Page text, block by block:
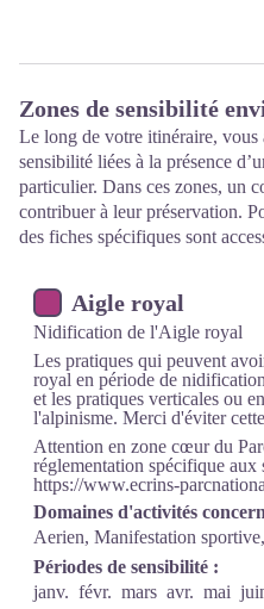
Zones de sensibilité
Le long de votre itinéraire, vous
sensibilité liées à la présence
particulier. Dans ces zones, un
contribuer à leur préservation.
des fiches spécifiques sont
Aigle royal
Nidification de l'Aigle royal
Les pratiques qui peuvent
royal en période de
et les pratiques verticales ou
l'alpinisme. Merci d'éviter
Attention en zone cœur du
réglementation spécifique aux
https://www.ecrins-
Domaines d'activités
Aerien, Manifestation
Périodes de sensibilité :
janv. févr. mars avr. mai